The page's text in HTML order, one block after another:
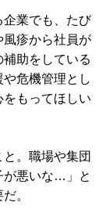
業でも、たび
風疹から社員が
助をしている
危機管理とし
もってほしい
。職場や集団
が悪いな…」と
。